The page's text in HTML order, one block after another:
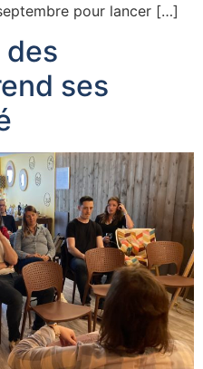
pour lancer […]
des
ses